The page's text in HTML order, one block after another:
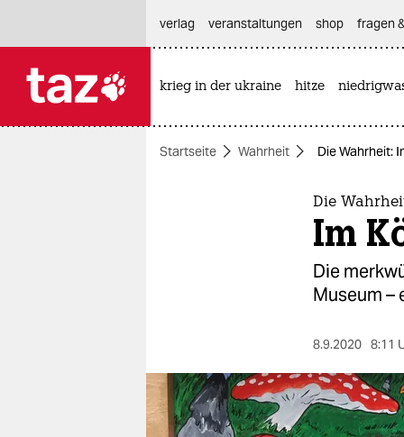
themen
berlin
verlag
veranstaltungen shop fragen
krieg in der ukraine hitze
Startseite Wahrheit Die Wahrheit:
Die
Im
Die
Museum –
8.9.2020 8:11